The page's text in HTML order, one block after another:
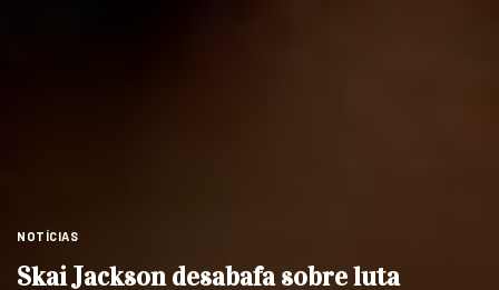
NOTÍCIAS
Skai Jackson desabafa sobre luta